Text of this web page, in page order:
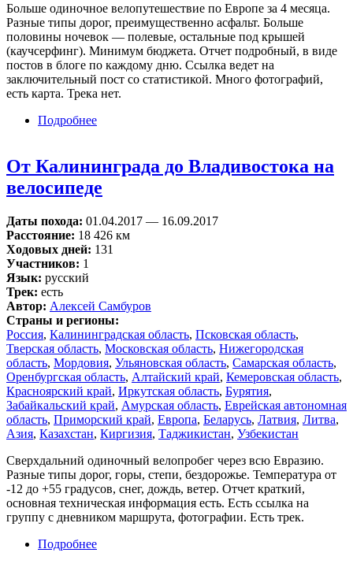
Больше одиночное велопутешествие по Европе за 4 месяца.
Разные типы дорог, преимущественно асфальт. Больше
половины ночевок — полевые, остальные под крышей
(каучсерфинг). Минимум бюджета. Отчет подробный, в виде
постов в блоге по каждому дню. Ссылка ведет на
заключительный пост со статистикой. Много фотографий,
есть карта. Трека нет.
Подробнее
От Калининграда до Владивостока на
велосипеде
Даты похода: 01.04.2017 — 16.09.2017
Расстояние: 18 426 км
Ходовых дней: 131
Участников: 1
Язык: русский
Трек: есть
Автор: Алексей Самбуров
Страны и регионы:
Россия, Калининградская область, Псковская область,
Тверская область, Московская область, Нижегородская
область, Мордовия, Ульяновская область, Самарская область,
Оренбургская область, Алтайский край, Кемеровская область,
Красноярский край, Иркутская область, Бурятия,
Забайкальский край, Амурская область, Еврейская автономная
область, Приморский край, Европа, Беларусь, Латвия, Литва,
Азия, Казахстан, Киргизия, Таджикистан, Узбекистан
Сверхдальний одиночный велопробег через всю Евразию.
Разные типы дорог, горы, степи, бездорожье. Температура от
-12 до +55 градусов, снег, дождь, ветер. Отчет краткий,
основная техническая информация есть. Есть ссылка на
группу с дневником маршрута, фотографии. Есть трек.
Подробнее